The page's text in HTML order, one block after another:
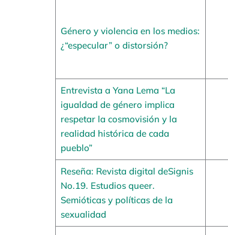
Género y violencia en los medios:
¿“especular” o distorsión?
Entrevista a Yana Lema “La
igualdad de género implica
respetar la cosmovisión y la
realidad histórica de cada
pueblo”
Reseña: Revista digital deSignis
No.19. Estudios queer.
Semióticas y políticas de la
sexualidad